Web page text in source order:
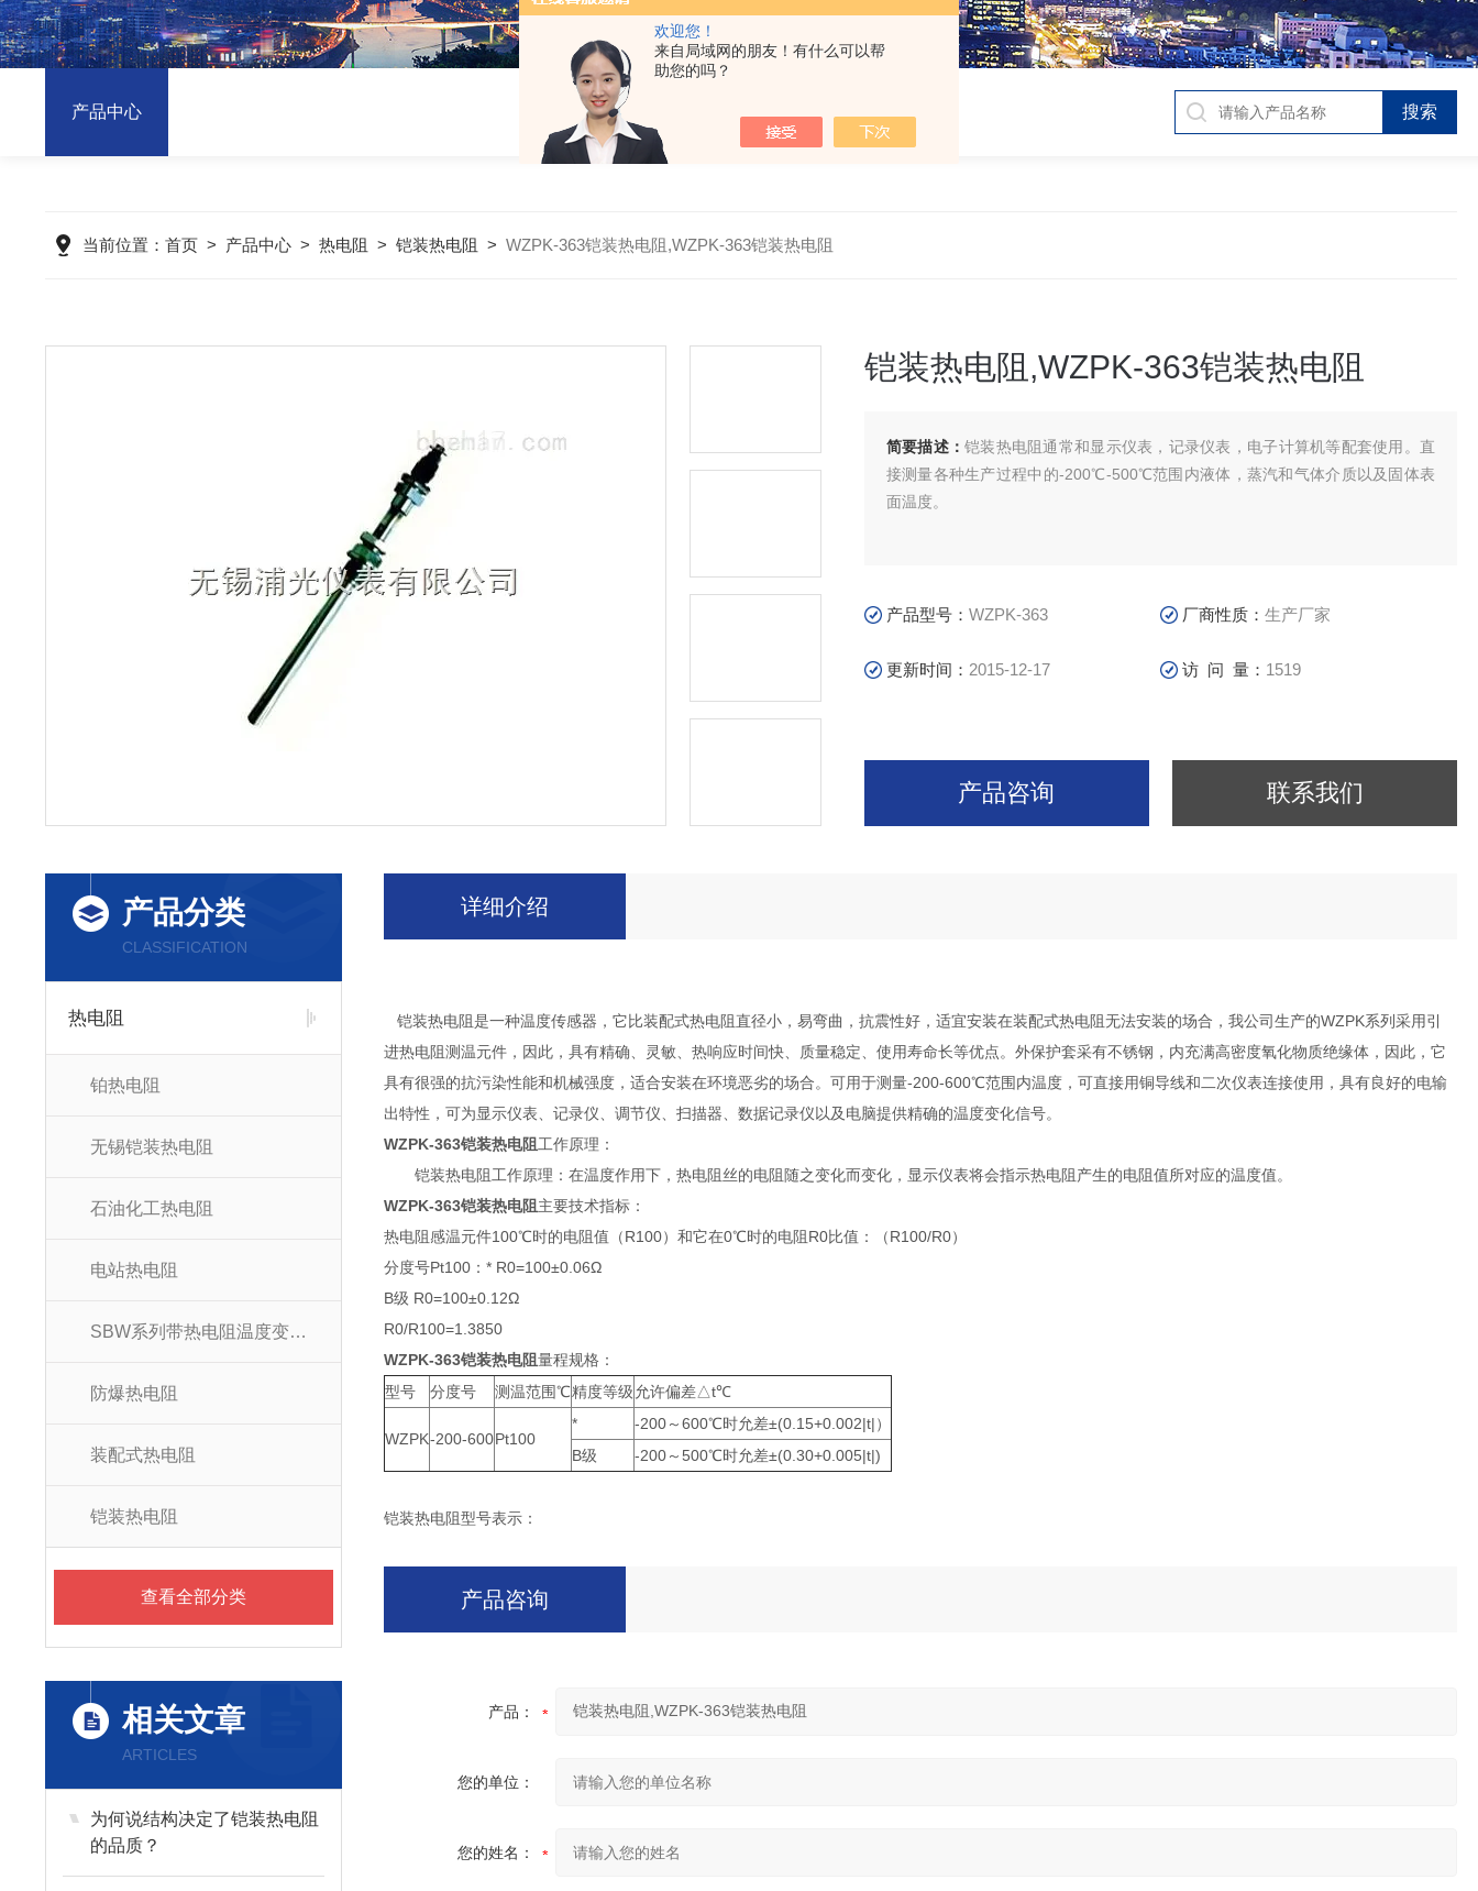
欢迎您！
来自局域网的朋友！有什么可以帮
助您的吗？
产品中心
当前位置： 首页> 产品中心> 热电阻 > 铠装热电阻 > WZPK-363铠装热电阻,WZPK-363铠装热电阻
铠装热电阻,WZPK-363铠装热电阻
简要描述：铠装热电阻通常和显示仪表，记录仪表，电子计算机等配套使用。直
接测量各种生产过程中的-200℃-500℃范围内液体，蒸汽和气体介质以及固体表
面温度。
产品型号： WZPK-363 厂商性质：生产厂家
更新时间： 2015-12-17 访 问 量： 1519
产品咨询 联系我们
产品分类
CLASSIFICATION
热电阻
铂热电阻
无锡铠装热电阻
石油化工热电阻
电站热电阻
SBW系列带热电阻温度变送器
防爆热电阻
装配式热电阻
铠装热电阻
查看全部分类
相关文章
ARTICLES
为何说结构决定了铠装热电阻
的品质？
详细介绍
铠装热电阻是一种温度传感器，它比装配式热电阻直径小，易弯曲，抗震性好，适宜安装在装配式热电阻无法安装的场合，我公司生产的WZPK系列采用引
进热电阻测温元件，因此，具有精确、灵敏、热响应时间快、质量稳定、使用寿命长等优点。外保护套采有不锈钢，内充满高密度氧化物质绝缘体，因此，它
具有很强的抗污染性能和机械强度，适合安装在环境恶劣的场合。可用于测量-200-600℃范围内温度，可直接用铜导线和二次仪表连接使用，具有良好的电输
出特性，可为显示仪表、记录仪、调节仪、扫描器、数据记录仪以及电脑提供精确的温度变化信号。
WZPK-363铠装热电阻 工作原理：
铠装热电阻工作原理：在温度作用下，热电阻丝的电阻随之变化而变化，显示仪表将会指示热电阻产生的电阻值所对应的温度值。
WZPK-363铠装热电阻 主要技术指标：
热电阻感温元件100℃时的电阻值（R100）和它在0℃时的电阻R0比值：（R100/R0）
分度号Pt100：* R0=100±0.06Ω
B级 R0=100±0.12Ω
R0/R100=1.3850
WZPK-363铠装热电阻量程规格：
型号
分度号 测温范围℃精度等级 允许偏差△t℃
WZPK-200-600Pt100
*
-200～600℃时允差±(0.15+0.002|t|）
B级
-200～500℃时允差±(0.30+0.005|t|)
铠装热电阻型号表示：
产品咨询
产品：
您的单位：
您的姓名：